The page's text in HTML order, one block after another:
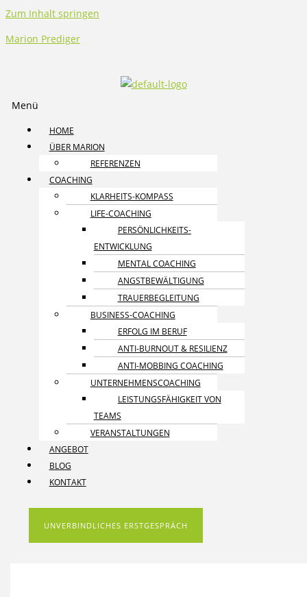
Zum Inhalt springen
Marion Prediger
Menü
HOME
ÜBER MARION
REFERENZEN
COACHING
KLARHEITS-KOMPASS
LIFE-COACHING
PERSÖNLICHKEITS­
ENTWICKLUNG
MENTAL COACHING
ANGST­BEWÄLTIGUNG
TRAUER­BEGLEITUNG
BUSINESS-COACHING
ERFOLG IM BERUF
ANTI-BURNOUT & RESILIENZ
ANTI-MOBBING COACHING
UNTERNEHMENS­COACHING
LEISTUNGSFÄHIGKEIT VON
TEAMS
VERANSTALTUNGEN
ANGEBOT
BLOG
KONTAKT
UNVERBINDLICHES ERSTGESPRÄCH